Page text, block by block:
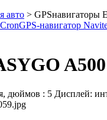
авто > GPSнавигаторы
GPS-навигатор
дюймов : 5 Дисплей: